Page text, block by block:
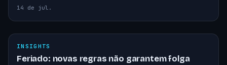
14 de jul.
INSIGHTS
Feriado: novas regras não garantem folga